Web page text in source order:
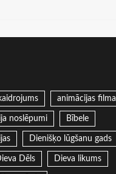
animācijas filma
noslēpumi Bībele
Dienišķo lūgšanu gads
Dēls Dieva likums